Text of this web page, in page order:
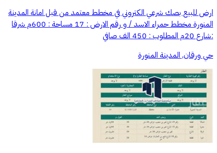
ارض للبيع بصك شرعي الكتروني في مخطط معتمد من قبل امانة المدينة
المنورة مخطط حمراء الاسد / و رقم الارض : 17 مساحة : 600م شرقا
:شارع 20م المطلوب : 450 الف صافي
حي ورقان, المدينة المنورة